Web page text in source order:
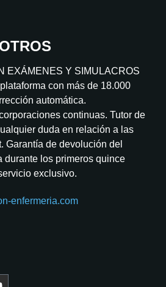
EXÁMENES Y SIMULACROS
con más de 18.000
automática.
continuas. Tutor de
duda en relación a las
Garantía de devolución del
durante los primeros quince
exclusivo.
enfermeria.com